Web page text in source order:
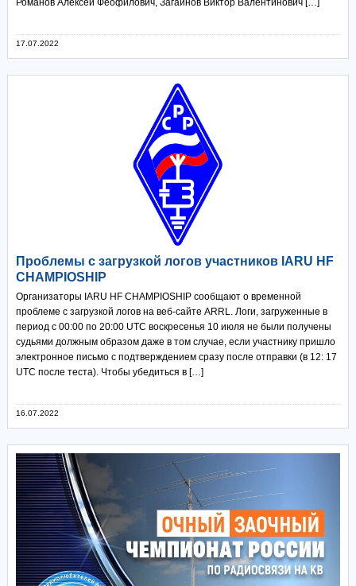
Романов Алексей Феофилович, Загайнов Виктор Валентинович […]
17.07.2022
Проблемы с загрузкой логов участников IARU HF
CHAMPIOSHIP
Организаторы IARU HF CHAMPIOSHIP сообщают о временной
проблеме с загрузкой логов на веб-сайте ARRL. Логи, загруженные в
период с 00:00 по 20:00 UTC воскресенья 10 июля не были получены
судьями должным образом даже в том случае, если участнику пришло
электронное письмо с подтверждением сразу после отправки (в 12: 17
UTC после теста). Чтобы убедиться в […]
16.07.2022